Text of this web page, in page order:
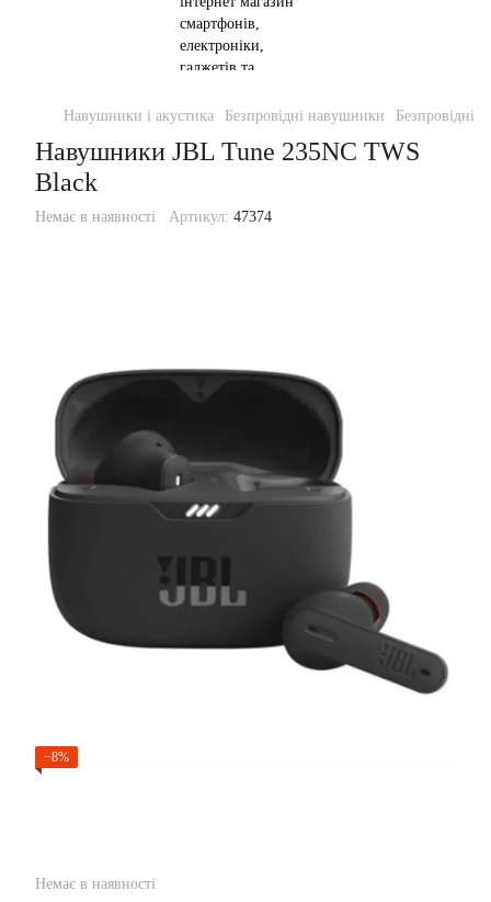
Навушники і акустика Безпровідні навушники Безпровідні
Навушники JBL Tune 235NC TWS
Black
Немає в наявності Артикул: 47374
−8%
Немає в наявності